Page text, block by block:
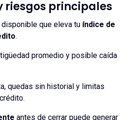
riesgos principales
que eleva tu índice de
.
promedio y posible caída
quedas sin historial y limitas
antes de cerrar puede generar